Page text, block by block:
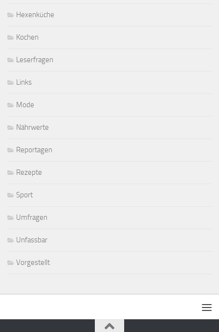
Hexenküche
Kochen
Leserfragen
Links
Mode
Nährwerte
Reportagen
Rezepte
Sport
Umfragen
Unfassbar
Vorgestellt